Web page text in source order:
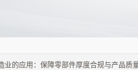
业的应用：保障零部件厚度合规与产品质